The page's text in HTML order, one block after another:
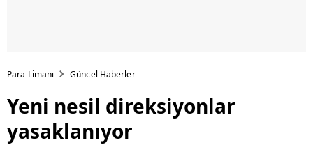
Para Limanı Güncel Haberler
Yeni nesil direksiyonlar
yasaklanıyor